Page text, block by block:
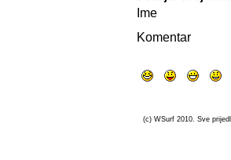
Ime
Komentar
(c) WSurf 2010. Sve